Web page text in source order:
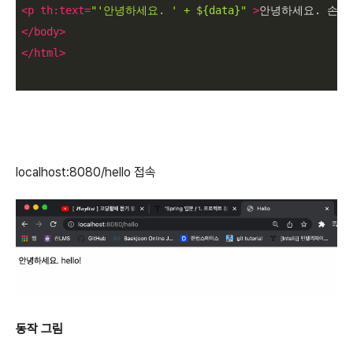
<p th:text="'안녕하세요. ' + ${data}" >안녕하세요. 손님
</body>
</html>
localhost:8080/hello 접속
동작 그림